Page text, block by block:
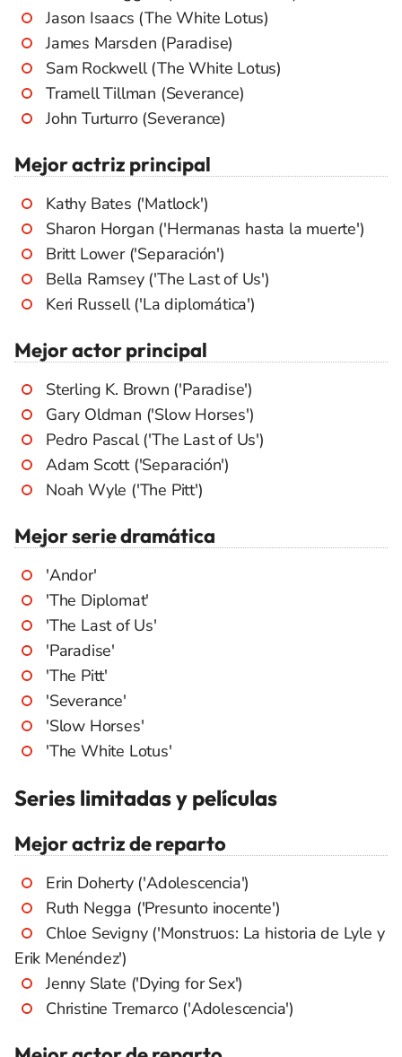
Jason Isaacs (The White Lotus)
James Marsden (Paradise)
Sam Rockwell (The White Lotus)
Tramell Tillman (Severance)
John Turturro (Severance)
Mejor actriz principal
Kathy Bates ('Matlock')
Sharon Horgan ('Hermanas hasta la muerte')
Britt Lower ('Separación')
Bella Ramsey ('The Last of Us')
Keri Russell ('La diplomática')
Mejor actor principal
Sterling K. Brown ('Paradise')
Gary Oldman ('Slow Horses')
Pedro Pascal ('The Last of Us')
Adam Scott ('Separación')
Noah Wyle ('The Pitt')
Mejor serie dramática
'Andor'
'The Diplomat'
'The Last of Us'
'Paradise'
'The Pitt'
'Severance'
'Slow Horses'
'The White Lotus'
Series limitadas y películas
Mejor actriz de reparto
Erin Doherty ('Adolescencia')
Ruth Negga ('Presunto inocente')
Chloe Sevigny ('Monstruos: La historia de Lyle y
Erik Menéndez')
Jenny Slate ('Dying for Sex')
Christine Tremarco ('Adolescencia')